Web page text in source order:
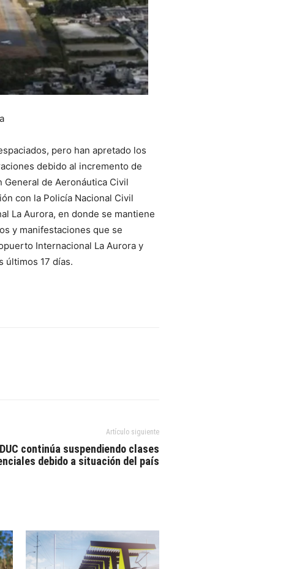
pero han apretado los
debido al incremento de
de Aeronáutica Civil
con la Policía Nacional Civil
La Aurora, en donde se mantiene
y manifestaciones que se
Internacional La Aurora y
últimos 17 días.
Artículo siguiente
continúa suspendiendo clases
debido a situación del país